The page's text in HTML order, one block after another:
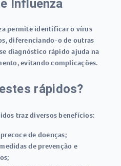
Influenza
permite identificar o vírus
diferenciando-o de outras
diagnóstico rápido ajuda na
evitando complicações.
rápidos?
traz diversos benefícios:
de doenças;
de prevenção e